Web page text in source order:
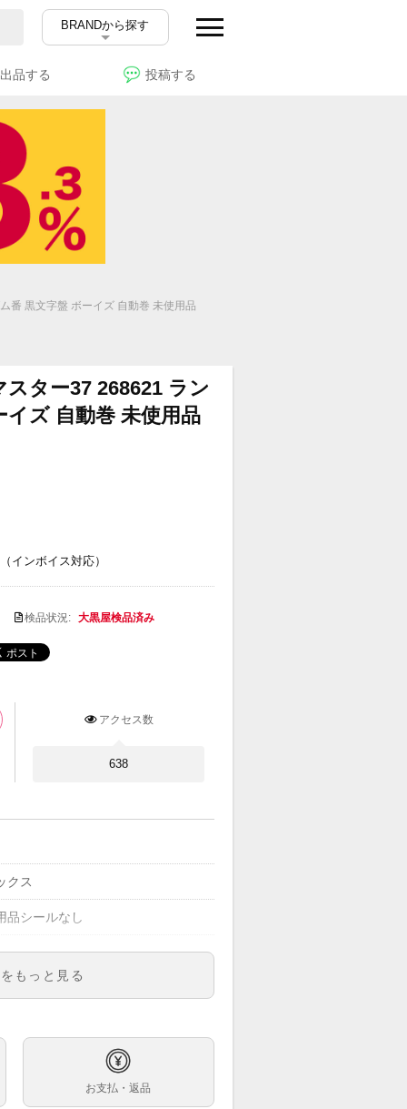
BRANDから探す
出品する 投稿する
番 黒文字盤 ボーイズ 自動巻 未使用品
ター37 268621 ラン
イズ 自動巻 未使用品
（インボイス対応）
検品状況: 大黒屋検品済み
アクセス数
638
クス
品シールなし
もっと見る
お支払・返品